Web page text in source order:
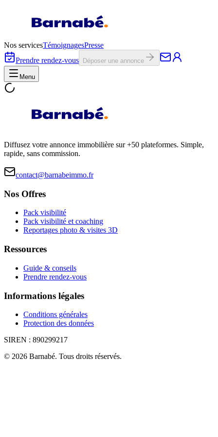
Nos servicesTémoignagesPresse
Prendre rendez-vous
Déposer une annonce
Menu
Diffusez votre annonce immobilière sur +50 plateformes. Simple,
rapide, sans commission.
contact@barnabeimmo.fr
Nos Offres
Pack visibilité
Pack visibilité et coaching
Reportages photo & visites 3D
Ressources
Guide & conseils
Prendre rendez-vous
Informations légales
Conditions générales
Protection des données
SIREN : 890299217
© 2026 Barnabé. Tous droits réservés.